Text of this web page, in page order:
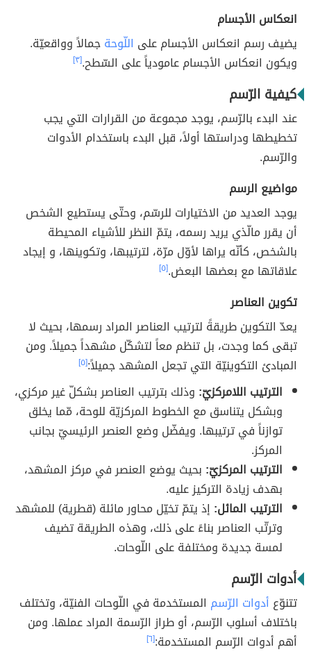
انعكاس الأجسام
يضيف رسم انعكاس الأجسام على اللّوحةجمالاً وواقعيّة.
ويكون انعكاس الأجسام عامودياً على السّطح.[٣]
كيفية الرّسم
عند البدء بالرّسم، يوجد مجموعة من القرارات التي يجب
تخطيطها ودراستها أولاً، قبل البدء باستخدام الأدوات
والرّسم.
مواضيع الرسم
يوجد العديد من الاختيارات للرسّم، وحتّى يستطيع الشخص
أن يقرر مالّذي يريد رسمه، يتمّ النظر للأشياء المحيطة
بالشخص، كأنّه يراها لأوّل مرّة، لترتيبها، وتكوينها، و إيجاد
علاقاتها مع بعضها البعض.[٥]
تكوين العناصر
يعدّ التكوين طريقةً لترتيب العناصر المراد رسمها، بحيث لا
تبقى كما وجدت، بل تنظم معاً لتشكّل مشهداً جميلاً. ومن
المبادئ التكوينيّة التي تجعل المشهد جميلاً:[٥]
الترتيب اللامركزيّ: وذلك بترتيب العناصر بشكلّ غير مركزي،
وبشكل يتناسق مع الخطوط المركزيّة للوحة، مّما يخلق
توازناً في ترتيبها. ويفضّل وضع العنصر الرئيسيّ بجانب
المركز.
الترتيب المركزيّ: بحيث يوضع العنصر في مركز المشهد،
بهدف زيادة التركيز عليه.
الترتيب المائل: إذ يتمّ تخيّل محاور مائلة (قطرية) للمشهد
وترتّب العناصر بناءً على ذلك، وهذه الطريقة تضيف
لمسة جديدة ومختلفة على اللّوحات.
أدوات الرّسم
تتنوّع أدوات الرّسم المستخدمة في اللّوحات الفنيّة، وتختلف
باختلاف أسلوب الرّسم، أو طراز الرّسمة المراد عملها. ومن
أهم أدوات الرّسم المستخدمة:[٦]